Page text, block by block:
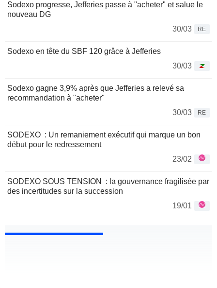
Sodexo progresse, Jefferies passe à "acheter" et salue le
nouveau DG
30/03
RE
Sodexo en tête du SBF 120 grâce à Jefferies
30/03
Sodexo gagne 3,9% après que Jefferies a relevé sa
recommandation à "acheter"
30/03
RE
SODEXO : Un remaniement exécutif qui marque un bon
début pour le redressement
23/02
SODEXO SOUS TENSION : la gouvernance fragilisée par
des incertitudes sur la succession
19/01